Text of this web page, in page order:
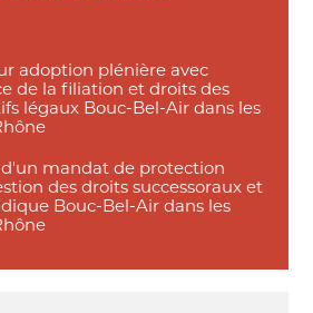
adoption plénière avec
de la filiation et droits des
légaux Bouc-Bel-Air dans les
d'un mandat de protection
des droits successoraux et
Bouc-Bel-Air dans les